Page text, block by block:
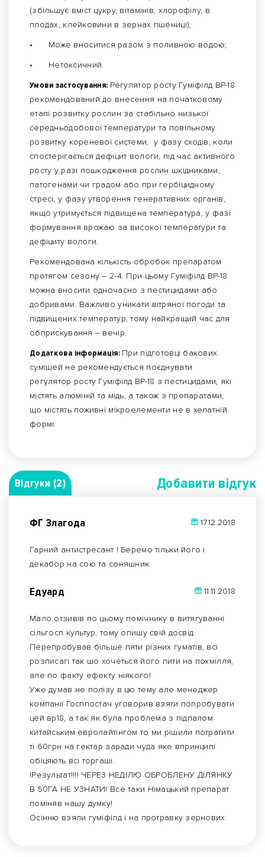
(збільшує вміст цукру, вітамінів, хлорофілу, в
плодах, клейковини в зернах пшениці);
•
Може вноситися разом з поливною водою;
•
Нетоксичний.
Умови застосування: Регулятор росту Гуміфілд ВР-18
рекомендований до внесення на початковому
етапі розвитку рослин за стабільно низької
середньодобової температури та повільному
розвитку кореневої системи, у фазу сходів, коли
спостерігається дефіцит вологи, під час активного
росту у разі пошкодження рослин шкідниками,
патогенами чи градом або при гербіцидному
стресі, у фазу утворення генеративних органів,
якщо утримується підвищена температура, у фазі
формування врожаю за високої температури та
дефіциту вологи.
Рекомендована кількість обробок препаратом
протягом сезону – 2-4. При цьому Гуміфілд ВР-18
можна вносити одночасно з пестицидами або
добривами. Важливо уникати вітряної погоди та
підвищених температур, тому найкращий час для
обприскування – вечір.
Додаткова інформація: При підготовці бакових
сумішей не рекомендується поєднувати
регулятор росту Гуміфілд ВР-18 з пестицидами, які
містять алюміній та мідь, а також з препаратами,
що містять поживні мікроелементи не в хелатній
формі.
Відгуки (2) Добавити вiдгук
ФГ Злагода 17.12.2018
Гарний антистресант ! Беремо тільки його і
декабор на сою та соняшник
Едуард 11.11.2018
Мало отзивів по цьому помічнику в витягуванні
сільгосп культур, тому опишу свій досвід.
Перепробував більше пяти різних гуматів, всі
розписагі так шо хочеться його пити на похмілля,
але по факту ефекту ніякого!
Уже думав не полізу в цю тему але менеджер
компанії Госппостач уговорив взяти попробувати
цей вр18, а так як була проблема з підпалом
китайським евролайтінгом то ми рішили потратити
ті 60грн на гектар заради чуда яке впринципі
обіцяють всі торгаші.
!Результат!!!! ЧЕРЕЗ НЕДІЛЮ ОБРОБЛЕНУ ДІЛЯНКУ
В 50ГА НЕ УЗНАТИ! Все таки Німацький препарат
поміняв нашу думку!
Осінню взяли гуміфілд і на протравку зернових